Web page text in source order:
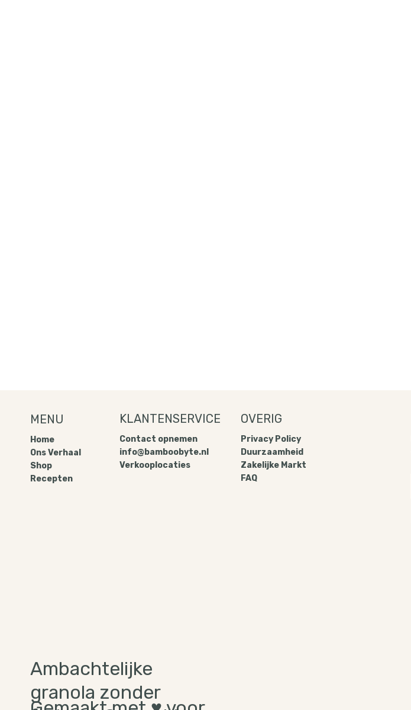
MENU
Home
Ons Verhaal
Shop
Recepten
KLANTENSERVICE
Contact opnemen
info@bamboobyte.nl
Verkooplocaties
OVERIG
Privacy Policy​
Duurzaamheid
Zakelijke Markt
FAQ
Ambachtelijke
granola zonder